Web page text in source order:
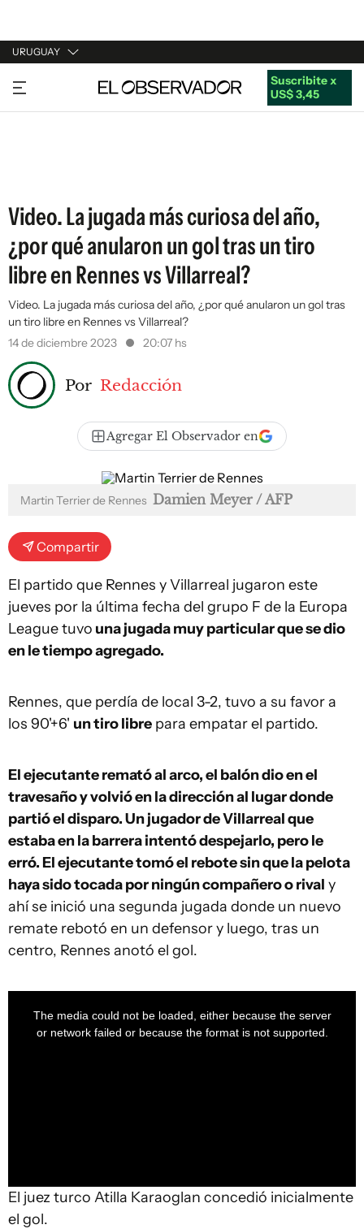
URUGUAY
URUGUAY
ARGENTINA
Suscribite x
US$ 3,45
Video. La jugada más curiosa del año,
¿por qué anularon un gol tras un tiro
libre en Rennes vs Villarreal?
Video. La jugada más curiosa del año, ¿por qué anularon un gol tras
un tiro libre en Rennes vs Villarreal?
14 de diciembre 2023
20:07 hs
Por Redacción
Agregar El Observador en
Martin Terrier de Rennes Damien Meyer / AFP
Compartir
El partido que Rennes y Villarreal jugaron este
jueves por la última fecha del grupo F de la Europa
League tuvo una jugada muy particular que se dio
en le tiempo agregado.
Rennes, que perdía de local 3-2, tuvo a su favor a
los 90'+6' un tiro libre para empatar el partido.
El ejecutante remató al arco, el balón dio en el
travesaño y volvió en la dirección al lugar donde
partió el disparo. Un jugador de Villarreal que
estaba en la barrera intentó despejarlo, pero le
erró. El ejecutante tomó el rebote sin que la pelota
haya sido tocada por ningún compañero o rival y
ahí se inició una segunda jugada donde un nuevo
remate rebotó en un defensor y luego, tras un
centro, Rennes anotó el gol.
The media could not be loaded, either because the server
or network failed or because the format is not supported.
El juez turco Atilla Karaoglan concedió inicialmente
el gol.